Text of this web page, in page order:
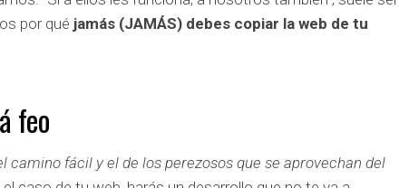
por qué jamás (JAMÁS) debes copiar la web de tu
feo
camino fácil y el de los perezosos que se aprovechan del